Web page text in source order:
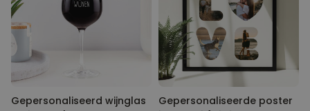
Gepersonaliseerd wijnglas
Gepersonaliseerde poster